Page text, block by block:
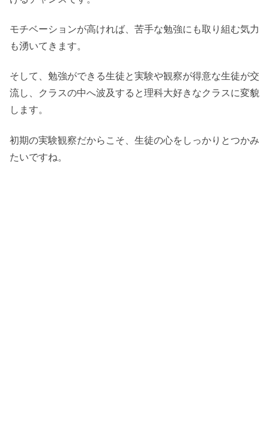
モチベーションが高ければ、苦手な勉強にも取り組む気力
も湧いてきます。
そして、勉強ができる生徒と実験や観察が得意な生徒が交
流し、クラスの中へ波及すると理科大好きなクラスに変貌
します。
初期の実験観察だからこそ、生徒の心をしっかりとつかみ
たいですね。